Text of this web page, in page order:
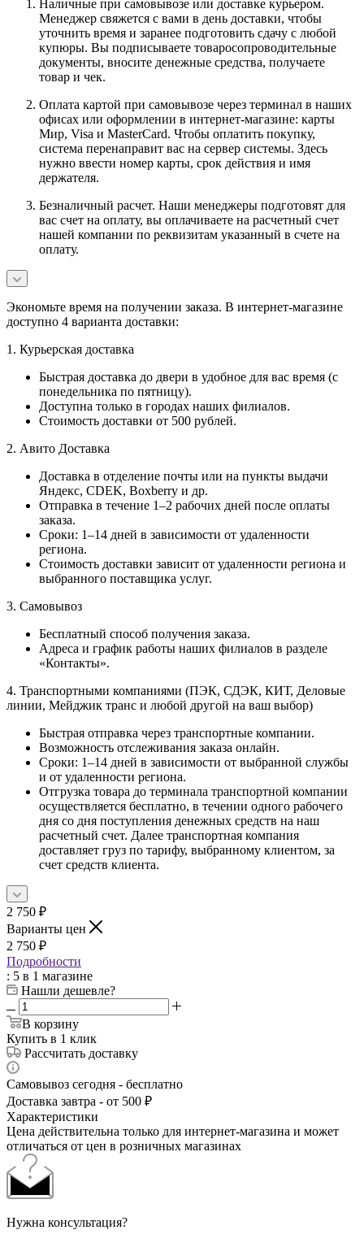
Наличные при самовывозе или доставке курьером.
Менеджер свяжется с вами в день доставки, чтобы
уточнить время и заранее подготовить сдачу с любой
купюры. Вы подписываете товаросопроводительные
документы, вносите денежные средства, получаете
товар и чек.
Оплата картой при самовывозе через терминал в наших
офисах или оформлении в интернет-магазине: карты
Мир, Visa и MasterCard. Чтобы оплатить покупку,
система перенаправит вас на сервер системы. Здесь
нужно ввести номер карты, срок действия и имя
держателя.
Безналичный расчет. Наши менеджеры подготовят для
вас счет на оплату, вы оплачиваете на расчетный счет
нашей компании по реквизитам указанный в счете на
оплату.
Экономьте время на получении заказа. В интернет-магазине
доступно 4 варианта доставки:
1. Курьерская доставка
Быстрая доставка до двери в удобное для вас время (с
понедельника по пятницу).
Доступна только в городах наших филиалов.
Стоимость доставки от 500 рублей.
2. Авито Доставка
Доставка в отделение почты или на пункты выдачи
Яндекс, CDEK, Boxberry и др.
Отправка в течение 1–2 рабочих дней после оплаты
заказа.
Сроки: 1–14 дней в зависимости от удаленности
региона.
Стоимость доставки зависит от удаленности региона и
выбранного поставщика услуг.
3. Самовывоз
Бесплатный способ получения заказа.
Адреса и график работы наших филиалов в разделе
«Контакты».
4. Транспортными компаниями (ПЭК, СДЭК, КИТ, Деловые
линии, Мейджик транс и любой другой на ваш выбор)
Быстрая отправка через транспортные компании.
Возможность отслеживания заказа онлайн.
Сроки: 1–14 дней в зависимости от выбранной службы
и от удаленности региона.
Отгрузка товара до терминала транспортной компании
осуществляется бесплатно, в течении одного рабочего
дня со дня поступления денежных средств на наш
расчетный счет. Далее транспортная компания
доставляет груз по тарифу, выбранному клиентом, за
счет средств клиента.
2 750 ₽
Варианты цен
2 750 ₽
Подробности
: 5 в 1 магазине
Нашли дешевле?
В корзину
Купить в 1 клик
Рассчитать доставку
Самовывоз сегодня - бесплатно
Доставка завтра - от 500 ₽
Характеристики
Цена действительна только для интернет-магазина и может
отличаться от цен в розничных магазинах
Нужна консультация?